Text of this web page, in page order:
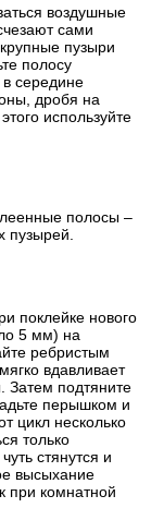
воздушные
сами
пузыри
полосу
середине
дробя на
используйте
полосы –
пузырей.
поклейке нового
5 мм) на
ребристым
вдавливает
Затем подтяните
перышком и
цикл несколько
только
стянутся и
высыхание
при комнатной